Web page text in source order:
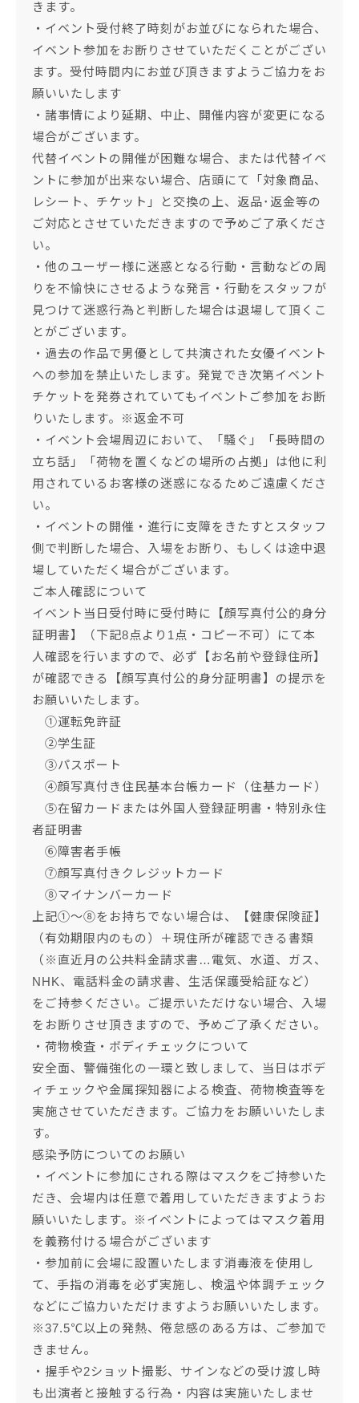
きます。
・イベント受付終了時刻がお並びになられた場合、
イベント参加をお断りさせていただくことがござい
ます。受付時間内にお並び頂きますようご協力をお
願いいたします
・諸事情により延期、中止、開催内容が変更になる
場合がございます。
代替イベントの開催が困難な場合、または代替イベ
ントに参加が出来ない場合、店頭にて「対象商品、
レシート、チケット」と交換の上、返品･返金等の
ご対応とさせていただきますので予めご了承くださ
い。
・他のユーザー様に迷惑となる行動・言動などの周
りを不愉快にさせるような発言・行動をスタッフが
見つけて迷惑行為と判断した場合は退場して頂くこ
とがございます。
・過去の作品で男優として共演された女優イベント
への参加を禁止いたします。発覚でき次第イベント
チケットを発券されていてもイベントご参加をお断
りいたします。※返金不可
・イベント会場周辺において、「騒ぐ」「長時間の
立ち話」「荷物を置くなどの場所の占拠」は他に利
用されているお客様の迷惑になるためご遠慮くださ
い。
・イベントの開催・進行に支障をきたすとスタッフ
側で判断した場合、入場をお断り、もしくは途中退
場していただく場合がございます。
ご本人確認について
イベント当日受付時に受付時に【顔写真付公的身分
証明書】（下記8点より1点・コピー不可）にて本
人確認を行いますので、必ず【お名前や登録住所】
が確認できる【顔写真付公的身分証明書】の提示を
お願いいたします。
①運転免許証
②学生証
③パスポート
④顔写真付き住民基本台帳カード（住基カード）
⑤在留カードまたは外国人登録証明書・特別永住
者証明書
⑥障害者手帳
⑦顔写真付きクレジットカード
⑧マイナンバーカード
上記①～⑧をお持ちでない場合は、【健康保険証】
（有効期限内のもの）＋現住所が確認できる書類
（※直近月の公共料金請求書…電気、水道、ガス、
NHK、電話料金の請求書、生活保護受給証など）
をご持参ください。ご提示いただけない場合、入場
をお断りさせ頂きますので、予めご了承ください。
・荷物検査・ボディチェックについて
安全面、警備強化の一環と致しまして、当日はボデ
ィチェックや金属探知器による検査、荷物検査等を
実施させていただきます。ご協力をお願いいたしま
す。
感染予防についてのお願い
・イベントに参加にされる際はマスクをご持参いた
だき、会場内は任意で着用していただきますようお
願いいたします。※イベントによってはマスク着用
を義務付ける場合がございます
・参加前に会場に設置いたします消毒液を使用し
て、手指の消毒を必ず実施し、検温や体調チェック
などにご協力いただけますようお願いいたします。
※37.5℃以上の発熱、倦怠感のある方は、ご参加で
きません。
・握手や2ショット撮影、サインなどの受け渡し時
も出演者と接触する行為・内容は実施いたしませ